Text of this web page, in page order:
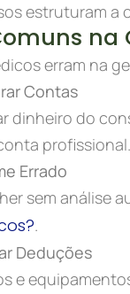
estruturam
erram na
Contas
dinheiro do
profissional.
Errado
sem análise
.
Deduções
e